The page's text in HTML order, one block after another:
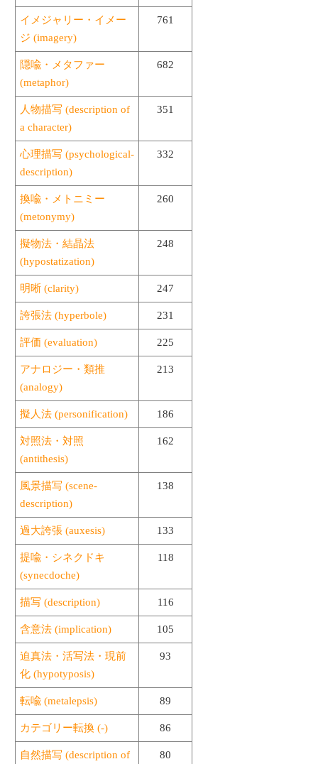
イメジャリー・イメー
ジ (imagery)
761
隠喩・メタファー
(metaphor)
682
人物描写 (description of
a character)
351
心理描写 (psychological-
description)
332
換喩・メトニミー
(metonymy)
260
擬物法・結晶法
(hypostatization)
248
明晰 (clarity) 247
誇張法 (hyperbole) 231
評価 (evaluation) 225
アナロジー・類推
(analogy)
213
擬人法 (personification) 186
対照法・対照
(antithesis)
162
風景描写 (scene-
description)
138
過大誇張 (auxesis) 133
提喩・シネクドキ
(synecdoche)
118
描写 (description) 116
含意法 (implication) 105
迫真法・活写法・現前
化 (hypotyposis)
93
転喩 (metalepsis) 89
カテゴリー転換 (-) 86
自然描写 (description of 80